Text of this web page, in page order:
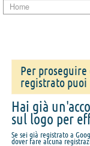
Home
Per
registrato
Hai già
sul logo per
Se sei già registrato a
dover fare alcuna